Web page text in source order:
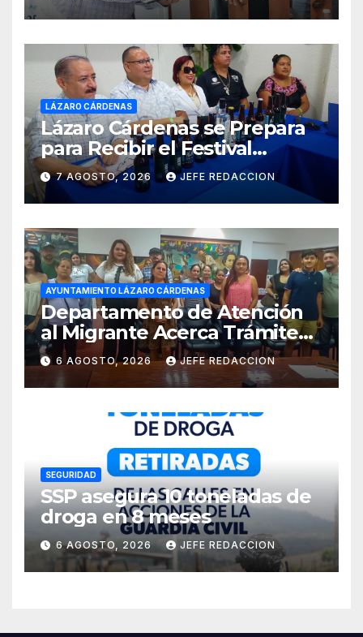
LÁZARO CÁRDENAS
Lázaro Cárdenas se Prepara
para Recibir el Festival
Internacional de la Cerveza
Costa de Michoacán 2026
7 AGOSTO, 2026 JEFE REDACCION
AYUNTAMIENTO LÁZARO CÁRDENAS
Departamento de Atención
al Migrante Acerca Trámite
de Pasaportes
Estadounidenses a
Residentes de Lázaro
Cárdenas
6 AGOSTO, 2026 JEFE REDACCION
SEGURIDAD
SSP asegura 10 toneladas de
droga en 8 meses
6 AGOSTO, 2026 JEFE REDACCION